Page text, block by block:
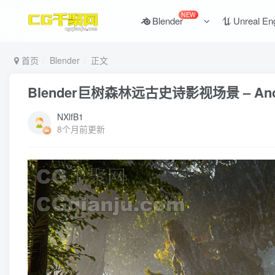
BlenderNEW Unreal
首页 Blender 正文
Blender巨树森林远古史诗影视场景 –
NXlfB1
8个月前更新